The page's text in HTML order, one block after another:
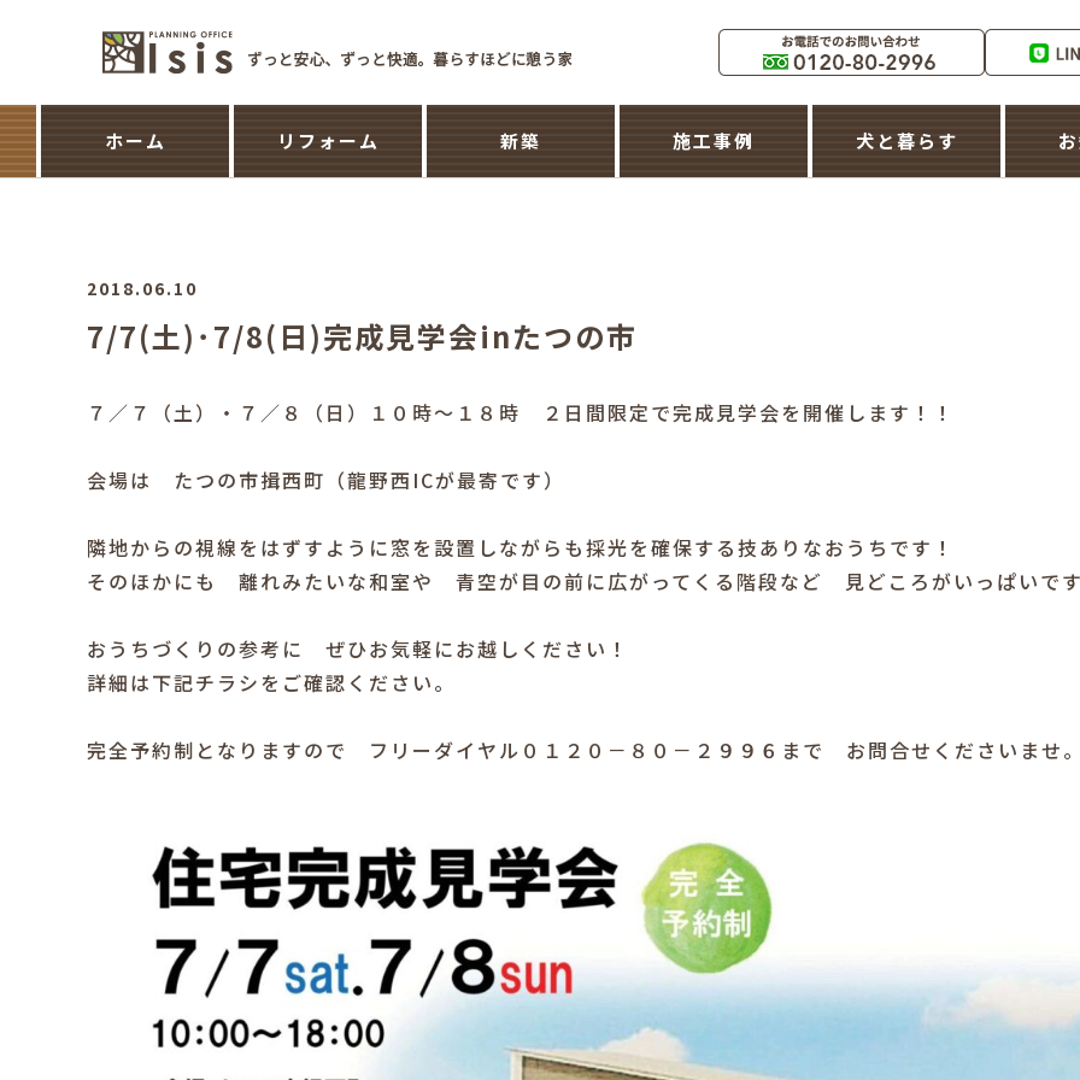
ホーム リフォーム 新築 施工事例 犬と暮らす
2018.06.10
7/7(土)･7/8(日)完成見学会inたつの市
７／７（土）・７／８（日）１０時～１８時 ２日間限定で完成見学会を開催します！！
会場は たつの市揖西町（龍野西ICが最寄です）
隣地からの視線をはずすように窓を設置しながらも採光を確保する技ありなおうちです！
そのほかにも 離れみたいな和室や 青空が目の前に広がってくる階段など 見どころがいっぱいで
おうちづくりの参考に ぜひお気軽にお越しください！
詳細は下記チラシをご確認ください。
完全予約制となりますので フリーダイヤル０１２０－８０－２９９６まで お問合せくださいませ